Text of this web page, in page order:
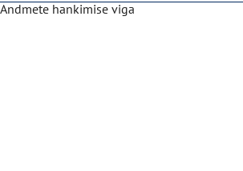
Andmete hankimise viga